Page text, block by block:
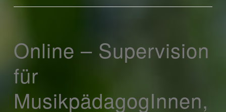
Online – Supervision
für
MusikpädagogInnen,